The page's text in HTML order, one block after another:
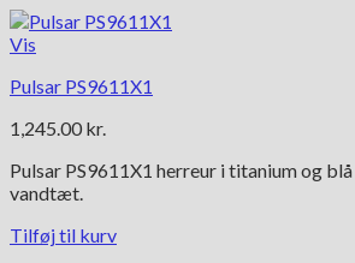
Vis
Pulsar PS9611X1
1,245.00 kr.
Pulsar PS9611X1 herreur i titanium og
vandtæt.
Tilføj til kurv